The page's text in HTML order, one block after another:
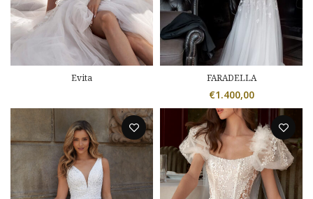
Evita FARADELLA
€1.400,00